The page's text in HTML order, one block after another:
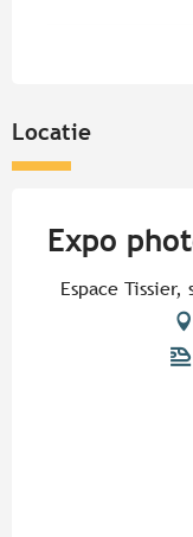
Locatie
Expo
Espace